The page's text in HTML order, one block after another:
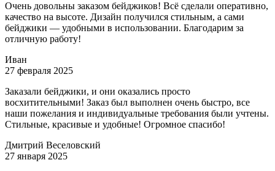
Очень довольны заказом бейджиков! Всё сделали оперативно,
качество на высоте. Дизайн получился стильным, а сами
бейджики — удобными в использовании. Благодарим за
отличную работу!
Иван
27 февраля 2025
Заказали бейджики, и они оказались просто
восхитительными! Заказ был выполнен очень быстро, все
наши пожелания и индивидуальные требования были учтены.
Стильные, красивые и удобные! Огромное спасибо!
Дмитрий Веселовский
27 января 2025